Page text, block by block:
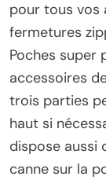
pour tous vos
fermetures
Poches super
accessoires
trois parties
haut si
dispose aussi
canne sur la